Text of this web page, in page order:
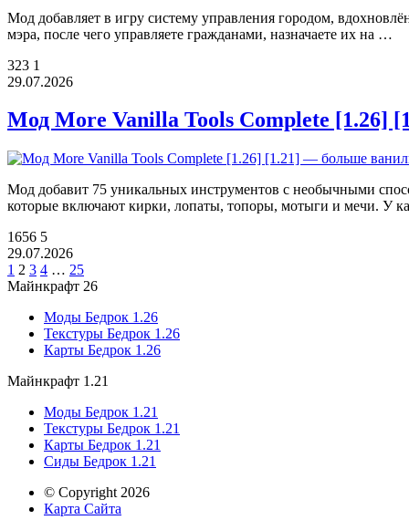
Мод добавляет в игру систему управления городом,
мэра, после чего управляете гражданами, назначаете их на …
323 1
29.07.2026
Мод More Vanilla Tools Complete [1.26]
Мод добавит 75 уникальных инструментов с необычными
которые включают кирки, лопаты, топоры, мотыги и мечи. У
1656 5
29.07.2026
1 2 3 4 … 25
Майнкрафт 26
Моды Бедрок 1.26
Текстуры Бедрок 1.26
Карты Бедрок 1.26
Майнкрафт 1.21
Моды Бедрок 1.21
Текстуры Бедрок 1.21
Карты Бедрок 1.21
Сиды Бедрок 1.21
© Copyright 2026
Карта Сайта